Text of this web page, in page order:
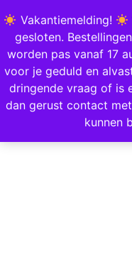
Vakantiemelding!
gesloten.
worden pas vanaf 17
voor je geduld en
dringende vraag of is
dan gerust contact
kunnen
Home/ Mode & Accessoires /